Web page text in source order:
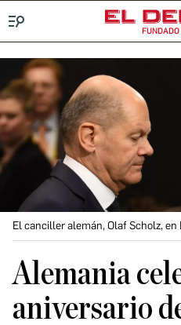
FUNDADO
El canciller alemán, Olaf Scholz,
Alemania
aniversario